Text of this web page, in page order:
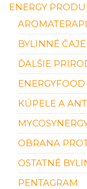
ENERGY
BYLINNÉ ČAJE
ĎALŠIE
ENERGYFOOD
KÚPELE A
OBRANA
OSTATNÉ
PENTAGRAM